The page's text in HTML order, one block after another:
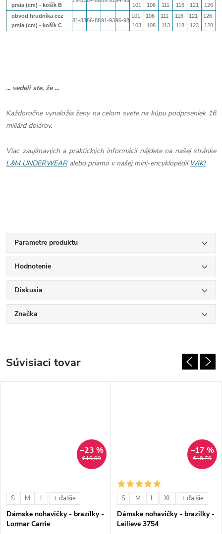
prsia (cm) - košík B
101
106 111 116 121
126
obvod hrudníka cez
prsia (cm) - košík C
81-8386-8891-9396-98
101-
103
106-
108
111-
113
116-
118
121-
123
126-
128
... vedeli ste, že ...
Každoročne vynaložia ženy na celom svete na kúpu podprseniek 16
miliárd dolárov.
Viac zaujímavých a praktických informácií nájdete na našej stránke
L&M UNDERWEARalebo priamo v našej mini-encyklopédiíWIKI
Parametre produktu
Hodnotenie
Diskusia
Značka
Súvisiaci tovar
€10,99
–23 %
S M L + ďalšie
Dámske nohavičky - brazílky -
Lormar Carrie
€18,79
–17 %
S M L XL + ďalšie
Dámske nohavičky - brazilky -
Leilieve 3754